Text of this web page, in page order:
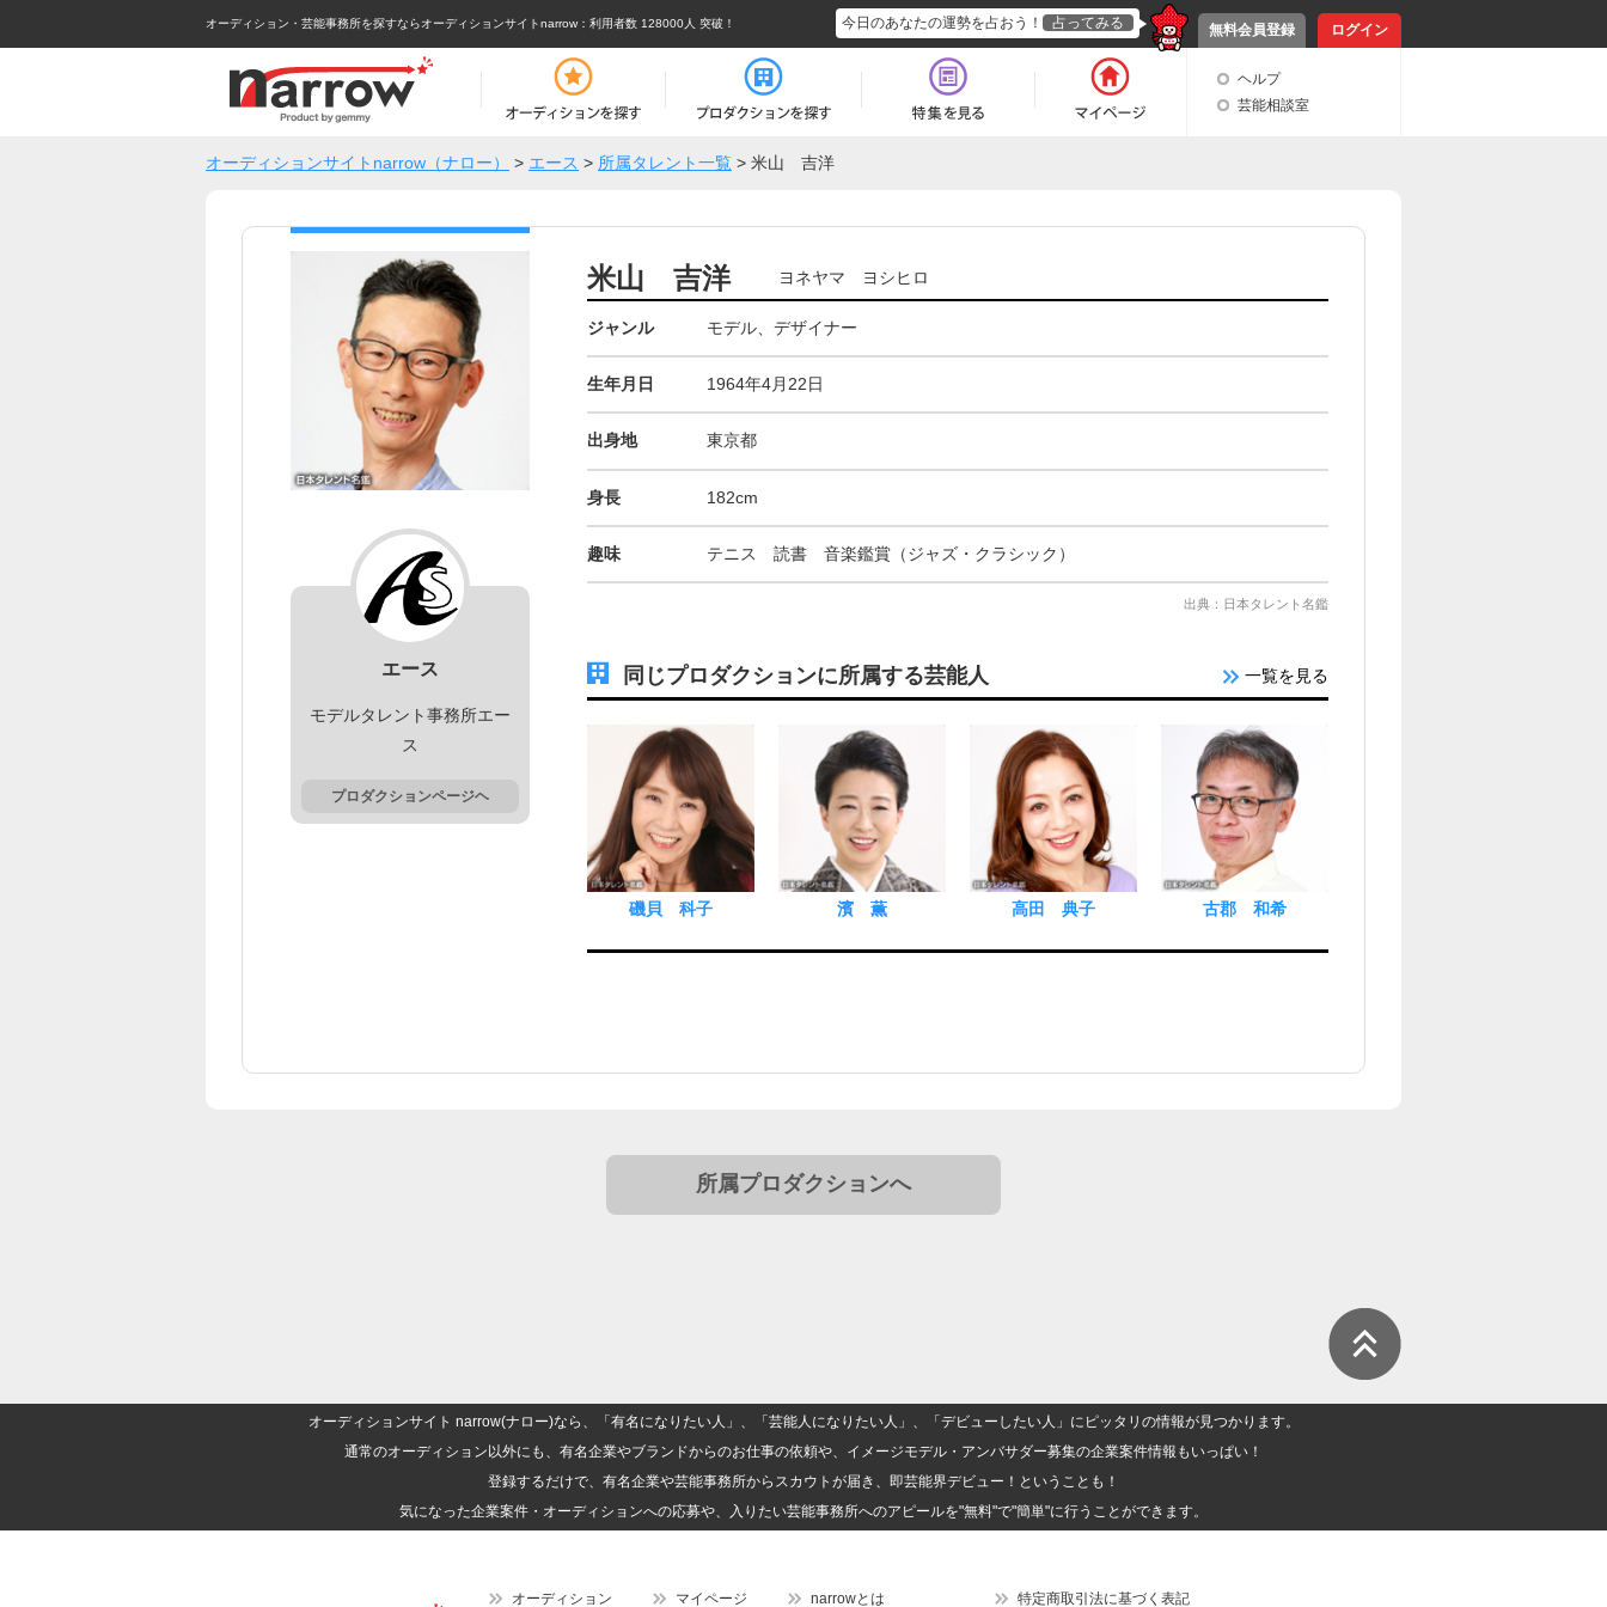
オーディション・芸能事務所を探すならオーディションサイトnarrow ：利用者数 128000人 突破！ 無料会員登録 ログイン
今日のあなたの運勢を占おう！ 占ってみる
ヘルプ
芸能相談室
オーディションサイトnarrow（ナロー） > エース > 所属タレント一覧 > 米山 吉洋
エース
モデルタレント事務所エー
ス
プロダクションページヘ
米山 吉洋 ヨネヤマ ヨシヒロ
ジャンル モデル、デザイナー
生年月日 1964年4月22日
出身地 東京都
身長 182cm
趣味 テニス 読書 音楽鑑賞（ジャズ・クラシック）
出典：日本タレント名鑑
同じプロダクションに所属する芸能人 一覧を見る
磯貝 科子 濱 薫 高田 典子 古郡 和希
所属プロダクションへ
オーディションサイト narrow(ナロー)なら、「有名になりたい人」、「芸能人になりたい人」、「デビューしたい人」にピッタリの情報が見つかります。
通常のオーディション以外にも、有名企業やブランドからのお仕事の依頼や、イメージモデル・アンバサダー募集の企業案件情報もいっぱい！
登録するだけで、有名企業や芸能事務所からスカウトが届き、即芸能界デビュー！ということも！
気になった企業案件・オーディションへの応募や、入りたい芸能事務所へのアピールを"無料"で"簡単"に行うことができます。
オーディション マイページ narrowとは 特定商取引法に基づく表記